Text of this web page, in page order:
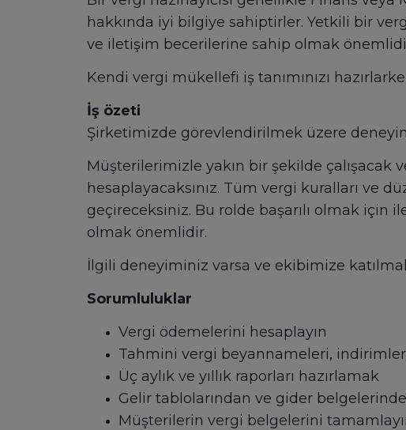
hakkında iyi bilgiye sahiptirler. Yetkili bir
ve iletişim becerilerine sahip olmak
Kendi vergi mükellefi iş tanımınızı
İş özeti
Şirketimizde görevlendirilmek üzere
Müşterilerimizle yakın bir şekilde
hesaplayacaksınız. Tüm vergi kuralları ve
geçireceksiniz. Bu rolde başarılı olmak
olmak önemlidir.
İlgili deneyiminiz varsa ve ekibimize
Sorumluluklar
Vergi ödemelerini hesaplayın
Tahmini vergi beyannameleri,
Üç aylık ve yıllık raporları hazırlamak
Gelir tablolarından ve gider
Müşterilerin vergi belgelerini